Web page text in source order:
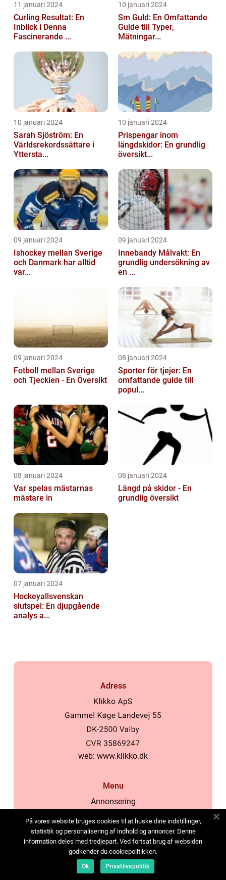
11 januari 2024
Curling Resultat: En
Inblick i Denna
Fascinerande ...
10 januari 2024
Sm Guld: En Omfattande
Guide till Typer,
Mätningar...
10 januari 2024
Sarah Sjöström: En
Världsrekordssättare i
Yttersta...
10 januari 2024
Prispengar inom
längdskidor: En grundlig
översikt...
09 januari 2024
Ishockey mellan Sverige
och Danmark har alltid
var...
09 januari 2024
Innebandy Målvakt: En
grundlig undersökning av
en ...
09 januari 2024
Fotboll mellan Sverige
och Tjeckien - En Översikt
08 januari 2024
Sporter för tjejer: En
omfattande guide till
popul...
08 januari 2024
Var spelas mästarnas
mästare in
08 januari 2024
Längd på skidor - En
grundlig översikt
07 januari 2024
Hockeyallsvenskan
slutspel: En djupgående
analys a...
Adress
web: www.klikko.dk
Menu
Annonsering
Cookies
Kontakta oss
Sitemap
På vores website bruges cookies til at huske dine indstillinger,
statistik og personalisering af indhold og annoncer. Denne
information deles med tredjepart. Ved fortsat brug af websiden
godkender du cookiepolitikken.
Ok Privatlivspolitik